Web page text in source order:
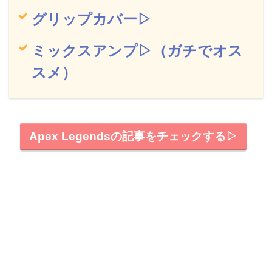
グリップカバー▷
ミックスアンプ▷（ガチでオス
スメ）
Apex Legendsの記事をチェックする▷